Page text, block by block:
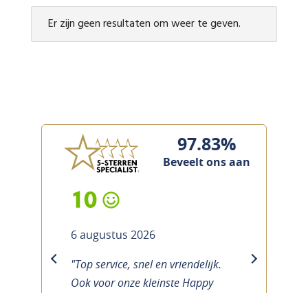
Er zijn geen resultaten om weer te geven.
97.83%
Beveelt ons aan
10
6 augustus 2026
"Top service, snel en vriendelijk.
Ook voor onze kleinste Happy
previous next